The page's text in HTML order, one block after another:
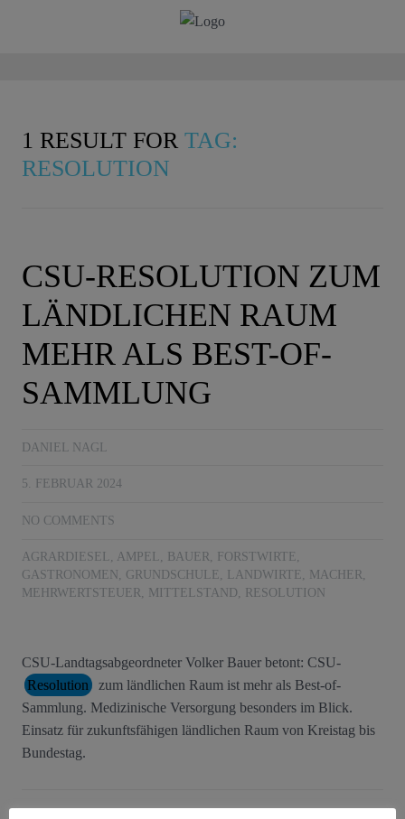
1 RESULT FOR TAG:
RESOLUTION
CSU-RESOLUTION ZUM
LÄNDLICHEN RAUM
MEHR ALS BEST-OF-
SAMMLUNG
DANIEL NAGL
5. FEBRUAR 2024
NO COMMENTS
AGRARDIESEL, AMPEL, BAUER, FORSTWIRTE,
GASTRONOMEN , GRUNDSCHULE, LANDWIRTE, MACHER,
MEHRWERTSTEUER, MITTELSTAND, RESOLUTION
CSU-Landtagsabgeordneter Volker Bauer betont: CSU-
Resolution
zum ländlichen Raum ist mehr als Best-of-
Sammlung. Medizinische Versorgung besonders im Blick.
Einsatz für zukunftsfähigen ländlichen Raum von Kreistag bis
Bundestag.